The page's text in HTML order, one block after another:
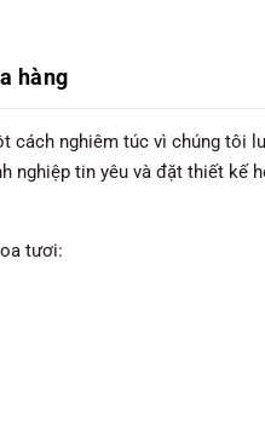
hàng
nghiêm túc vì chúng tôi
nghiệp tin yêu và đặt thiết
tươi: